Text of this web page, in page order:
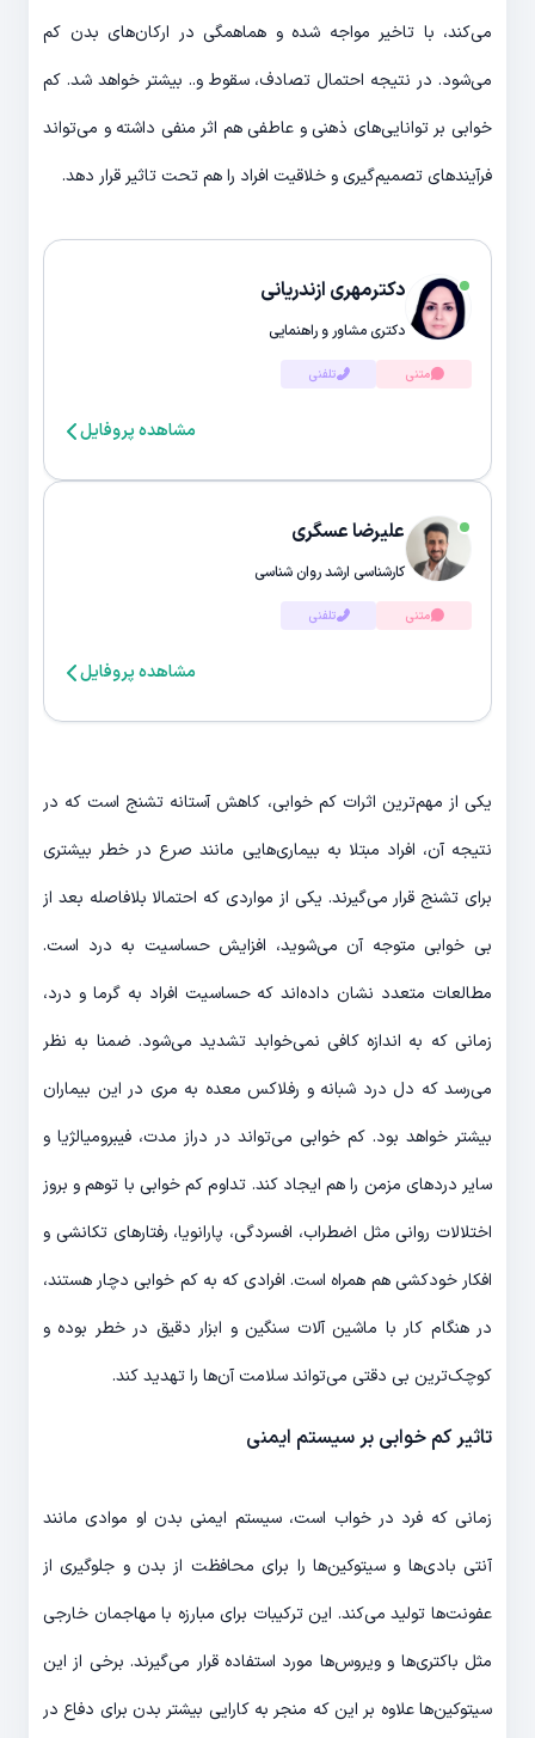
می‌کند، با تاخیر مواجه شده و هماهمگی در ارکان‌های بدن کم
می‌شود. در نتیجه احتمال تصادف، سقوط و.. بیشتر خواهد شد. کم
خوابی بر توانایی‌های ذهنی و عاطفی هم اثر منفی داشته و می‌تواند
فرآیندهای تصمیم‌گیری و خلاقیت افراد را هم تحت تاثیر قرار دهد.
دکترمهری ازندریانی
دکتری مشاور و راهنمایی
متنی تلفنی
مشاهده پروفایل
علیرضا عسگری
کارشناسی ارشد روان شناسی
متنی تلفنی
مشاهده پروفایل
یکی از مهم‌ترین اثرات کم خوابی، کاهش آستانه تشنج است که در
نتیجه آن، افراد مبتلا به بیماری‌هایی مانند صرع در خطر بیشتری
برای تشنج قرار می‌گیرند. یکی از مواردی که احتمالا بلافاصله بعد از
بی خوابی متوجه آن می‌شوید، افزایش حساسیت به درد است.
مطالعات متعدد نشان داده‌اند که حساسیت افراد به گرما و درد،
زمانی که به اندازه کافی نمی‌خوابد تشدید می‌شود. ضمنا به نظر
می‌رسد که دل درد شبانه و رفلاکس معده به مری در این بیماران
بیشتر خواهد بود. کم خوابی می‌تواند در دراز مدت، فیبرومیالژیا و
سایر دردهای مزمن را هم ایجاد کند. تداوم کم خوابی با توهم و بروز
اختلالات روانی مثل اضطراب، افسردگی، پارانویا، رفتارهای تکانشی و
افکار خودکشی هم همراه است. افرادی که به کم خوابی دچار هستند،
در هنگام کار با ماشین آلات سنگین و ابزار دقیق در خطر بوده و
کوچک‌ترین بی دقتی می‌تواند سلامت آن‌ها را تهدید کند.
تاثیر کم خوابی بر سیستم ایمنی
زمانی که فرد در خواب است، سیستم ایمنی بدن او موادی مانند
آنتی بادی‌ها و سیتوکین‌ها را برای محافظت از بدن و جلوگیری از
عفونت‌ها تولید می‌کند. این ترکیبات برای مبارزه با مهاجمان خارجی
مثل باکتری‌ها و ویروس‌ها مورد استفاده قرار می‌گیرند. برخی از این
سیتوکین‌ها علاوه بر این که منجر به کارایی بیشتر بدن برای دفاع در